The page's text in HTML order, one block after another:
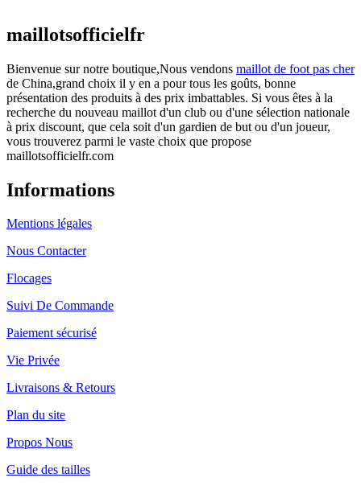
maillotsofficielfr
Bienvenue sur notre boutique,Nous vendons maillot de foot pas cher
de China,grand choix il y en a pour tous les goûts, bonne
présentation des produits à des prix imbattables. Si vous êtes à la
recherche du nouveau maillot d'un club ou d'une sélection nationale
à prix discount, que cela soit d'un gardien de but ou d'un joueur,
vous trouverez parmi le vaste choix que propose
maillotsofficielfr.com
Informations
Mentions légales
Nous Contacter
Flocages
Suivi De Commande
Paiement sécurisé
Vie Privée
Livraisons & Retours
Plan du site
Propos Nous
Guide des tailles